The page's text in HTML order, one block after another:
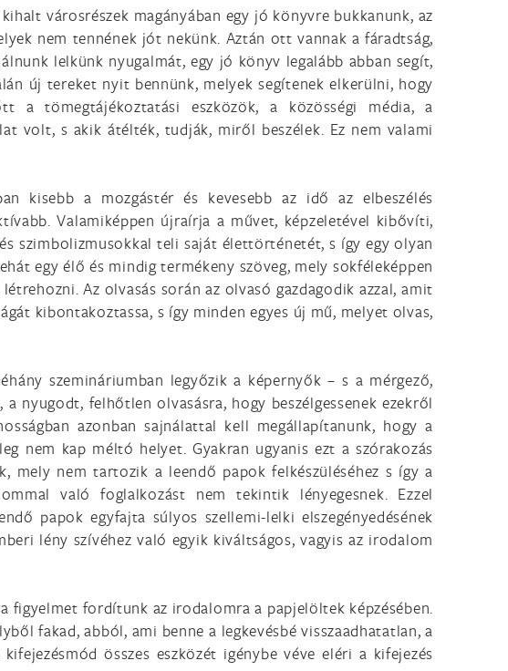
városrészek magányában egy jó könyvre bukkanunk, az
nem tennének jót nekünk. Aztán ott vannak a fáradtság,
lelkünk nyugalmát, egy jó könyv legalább abban segít,
új tereket nyit bennünk, melyek segítenek elkerülni, hogy
a tömegtájékoztatási eszközök, a közösségi média, a
volt, s akik átélték, tudják, miről beszélek. Ez nem valami
kisebb a mozgástér és kevesebb az idő az elbeszélés
Valamiképpen újraírja a művet, képzeletével kibővíti,
szimbolizmusokkal teli saját élettörténetét, s így egy olyan
egy élő és mindig termékeny szöveg, mely sokféleképpen
Az olvasás során az olvasó gazdagodik azzal, amit
kibontakoztassa, s így minden egyes új mű, melyet olvas,
szemináriumban legyőzik a képernyők – s a mérgező,
nyugodt, felhőtlen olvasásra, hogy beszélgessenek ezekről
azonban sajnálattal kell megállapítanunk, hogy a
nem kap méltó helyet. Gyakran ugyanis ezt a szórakozás
mely nem tartozik a leendő papok felkészüléséhez s így a
való foglalkozást nem tekintik lényegesnek. Ezzel
papok egyfajta súlyos szellemi-lelki elszegényedésének
lény szívéhez való egyik kiváltságos, vagyis az irodalom
figyelmet fordítunk az irodalomra a papjelöltek képzésében.
fakad, abból, ami benne a legkevésbé visszaadhatatlan, a
összes eszközét igénybe véve eléri a kifejezés